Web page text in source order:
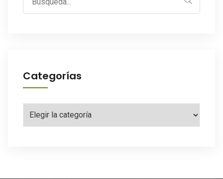
for:
Categorías